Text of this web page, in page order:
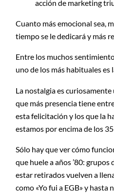
acción de marketing
Cuanto más emocional sea,
tiempo se le dedicará y más
Entre los muchos
uno de los más habituales es
La nostalgia es
que más presencia tiene
esta felicitación y los que la
estamos por encima de los
Sólo hay que ver cómo
que huele a años ’80: grupos
estar retirados vuelven a
como «Yo fui a EGB» y hasta